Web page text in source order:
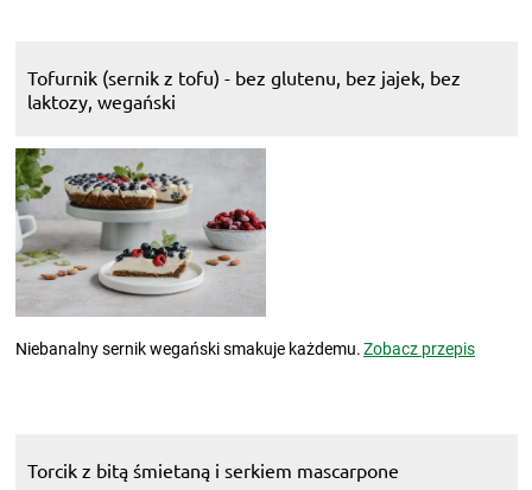
Tofurnik (sernik z tofu) - bez glutenu, bez jajek, bez
laktozy, wegański
Niebanalny sernik wegański smakuje każdemu.Zobacz przepis
Torcik z bitą śmietaną i serkiem mascarpone